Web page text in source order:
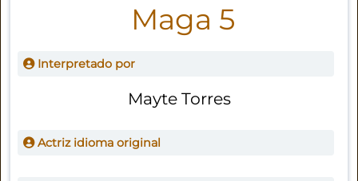
Maga 5
Interpretado por
Mayte Torres
Actriz idioma original